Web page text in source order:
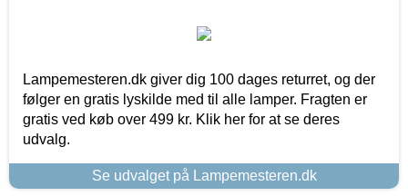
Lampemesteren.dk giver dig 100 dages returret, og der
følger en gratis lyskilde med til alle lamper. Fragten er
gratis ved køb over 499 kr. Klik her for at se deres
udvalg.
Se udvalget på Lampemesteren.dk